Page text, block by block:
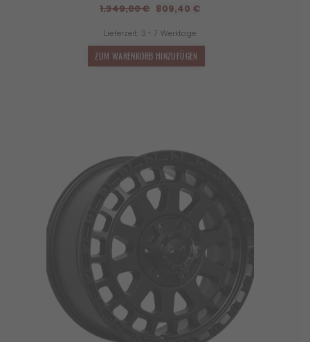
1.349,00€ Ursprünglicher
war:
1.349,00 €
809,40 €Aktueller
Lieferzeit: 3 - 7 Werktage
ZUM WARENKORB HINZUFÜGEN